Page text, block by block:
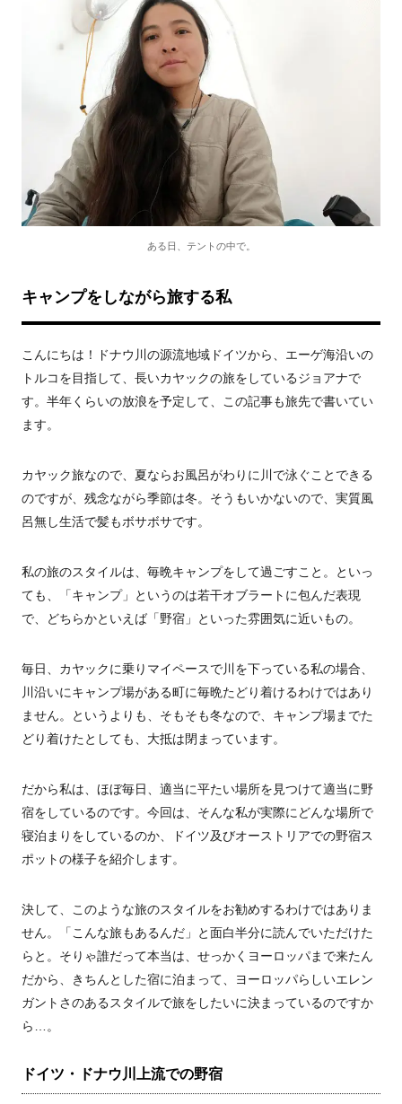
ある日、テントの中で。
キャンプをしながら旅する私
こんにちは！ドナウ川の源流地域ドイツから、エーゲ海沿いの
トルコを目指して、長いカヤックの旅をしているジョアナで
す。半年くらいの放浪を予定して、この記事も旅先で書いてい
ます。
カヤック旅なので、夏ならお風呂がわりに川で泳ぐことできる
のですが、残念ながら季節は冬。そうもいかないので、実質風
呂無し生活で髪もボサボサです。
私の旅のスタイルは、毎晩キャンプをして過ごすこと。といっ
ても、「キャンプ」というのは若干オブラートに包んだ表現
で、どちらかといえば「野宿」といった雰囲気に近いもの。
毎日、カヤックに乗りマイペースで川を下っている私の場合、
川沿いにキャンプ場がある町に毎晩たどり着けるわけではあり
ません。というよりも、そもそも冬なので、キャンプ場までた
どり着けたとしても、大抵は閉まっています。
だから私は、ほぼ毎日、適当に平たい場所を見つけて適当に野
宿をしているのです。今回は、そんな私が実際にどんな場所で
寝泊まりをしているのか、ドイツ及びオーストリアでの野宿ス
ポットの様子を紹介します。
決して、このような旅のスタイルをお勧めするわけではありま
せん。「こんな旅もあるんだ」と面白半分に読んでいただけた
らと。そりゃ誰だって本当は、せっかくヨーロッパまで来たん
だから、きちんとした宿に泊まって、ヨーロッパらしいエレン
ガントさのあるスタイルで旅をしたいに決まっているのですか
ら…。
ドイツ・ドナウ川上流での野宿